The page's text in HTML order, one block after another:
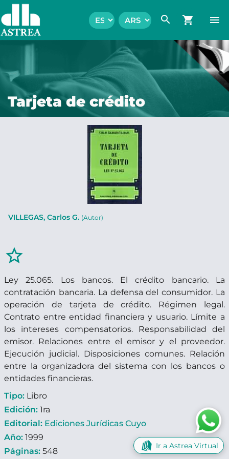
search shopping_cart menu
Tarjeta de crédito
VILLEGAS, Carlos G. (Autor)
star_border
Ley 25.065. Los bancos. El crédito bancario. La
contratación bancaria. La defensa del consumidor. La
operación de tarjeta de crédito. Régimen legal.
Contrato entre entidad financiera y usuario. Límite a
los intereses compensatorios. Responsabilidad del
emisor. Relaciones entre el emisor y el proveedor.
Ejecución judicial. Disposiciones comunes. Relación
entre la organizadora del sistema con los bancos o
entidades financieras.
Tipo: Libro
Edición: 1ra
Editorial: Ediciones Jurídicas Cuyo
Año: 1999
Páginas: 548
Ir a Astrea Virtual